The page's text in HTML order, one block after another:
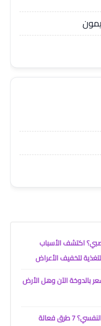
اكتشف الأسباب
لتخفيف الأعراض
لماذا تشعر بالدوخة الآن وهل الأرض
كيف تتخلص من التوتر والإجهاد النفسي؟ 7 طرق فعالة